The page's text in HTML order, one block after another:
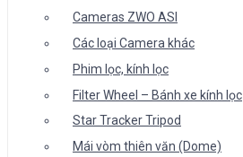
Cameras ZWO ASI
Các loại Camera khác
Phim lọc, kính lọc
Filter Wheel – Bánh xe kính lọc
Star Tracker Tripod
Mái vòm thiên văn (Dome)